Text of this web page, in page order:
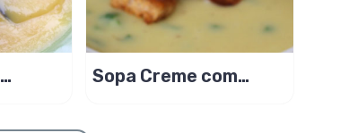
Sopa Creme com